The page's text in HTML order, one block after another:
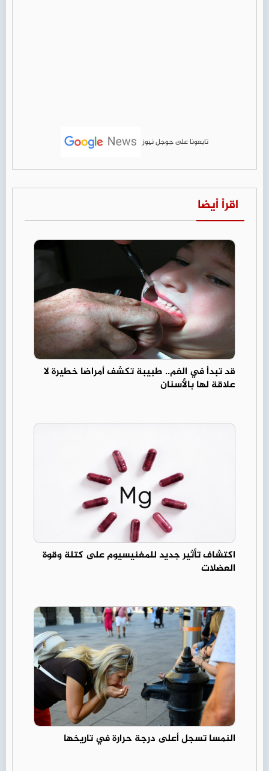
تابعونا على جوجل نيوز
اقرأ أيضا
قد تبدأ في الفم.. طبيبة تكشف أمراضا خطيرة لا
علاقة لها بالأسنان
اكتشاف تأثير جديد للمغنيسيوم على كتلة وقوة
العضلات
النمسا تسجل أعلى درجة حرارة في تاريخها